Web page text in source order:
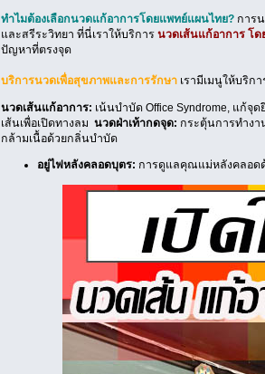
ทำไมต้องเลือกนวดแก้อาการโดยแพทย์แผนไทย?การน
และสรีระวิทยา ที่นี่เราให้บริการ นวดเส้นแก้อาการ โ
ปัญหาที่ตรงจุด
บริการนวดเพื่อสุขภาพและการรักษาเรามีเมนูให้บริก
นวดเส้นแก้อาการ: เน้นบำบัด Office Syndrome, แก้จุ
เส้นเพื่อเปิดทางลม นวดฝ่าเท้ากดจุด: กระตุ้นการทำงา
กล้ามเนื้อด้วยกลิ่นบำบัด
อยู่ไฟหลังคลอดบุตร: การดูแลคุณแม่หลังคลอด